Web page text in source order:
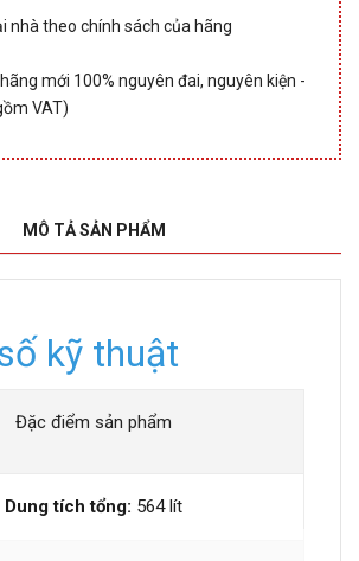
nhà theo chính sách của hãng
mới 100% nguyên đai, nguyên kiện -
VAT)
MÔ TẢ SẢN PHẨM
kỹ thuật
Đặc điểm sản phẩm
Dung tích tổng: 564 lít